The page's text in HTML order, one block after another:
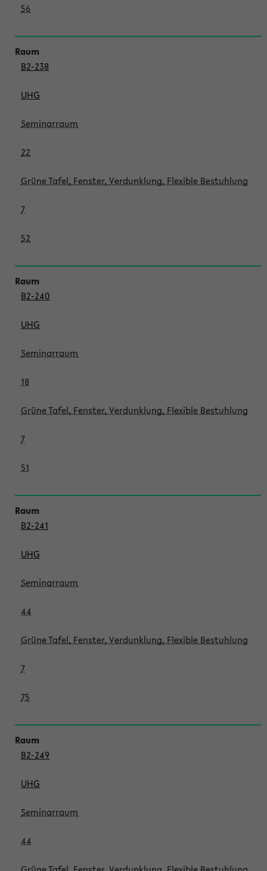
56
B2-238
UHG
Seminarraum
22
Grüne Tafel, Fenster, Verdunklung, Flexible Bestuhlung
7
52
B2-240
UHG
Seminarraum
18
Grüne Tafel, Fenster, Verdunklung, Flexible Bestuhlung
7
51
B2-241
UHG
Seminarraum
44
Grüne Tafel, Fenster, Verdunklung, Flexible Bestuhlung
7
75
B2-249
UHG
Seminarraum
44